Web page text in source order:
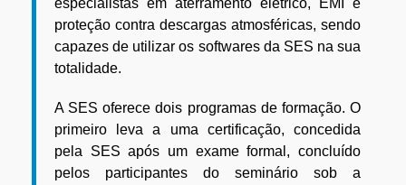
especialistas em aterramento elétrico, EMI e
proteção contra descargas atmosféricas, sendo
capazes de utilizar os softwares da SES na sua
totalidade.
A SES oferece dois programas de formação. O
primeiro leva a uma certificação, concedida
pela SES após um exame formal, concluído
pelos participantes do seminário sob a